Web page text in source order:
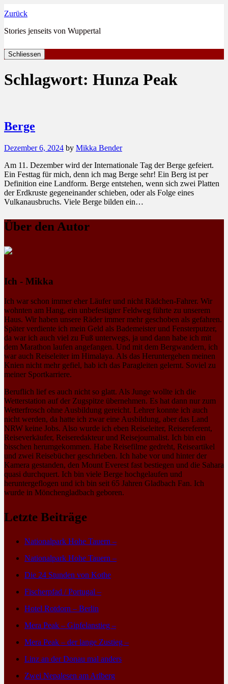
Zurück
Stories jenseits von Wuppertal
Schliessen
Schlagwort: Hunza Peak
Berge
Dezember 6, 2024 by Mikka Bender
Am 11. Dezember wird der Internationale Tag der Berge gefeiert.
Ein Festtag für mich, denn ich mag Berge sehr! Ein Berg ist per
Definition eine Landform. Berge entstehen, wenn sich zwei Platten
der Erdkruste gegeneinander schieben, oder als Folge eines
Vulkanausbruchs. Viele Berge bilden ein…
Über den Autor
Ich - Mikka
Ich war schon immer eher Läufer und nicht Rädchen-Fahrer. Wir
wohnten am Hang, ein unbefestigter Feldweg führte zu unserem
Haus. Wir haben unsere Räder immer mehr geschoben als gefahren.
Später verdiente ich mein Geld als Bademeister und Fensterputzer,
da war ich auch viel zu Fuß unterwegs, ja und dann habe ich mit
dem Marathon laufen angefangen. Und mit dem Bergwandern, ich
war auch Reiseleiter im Himalaya. Als das Heruntergehen meinen
Knien nicht mehr gefiel, hab ich das Paragleiten gelernt. Soviel zu
meiner Sportkarriere.
Beruflich lief es auch nicht so glatt. Als Junge wollte ich die
Wetterstation auf der Zugspitze übernehmen. Es hat dann nur zum
Wetterfrosch ohne Ausbildung gereicht. Lehrer konnte ich auch
nicht werden, da hatte ich zwar eine Ausbildung, aber das Land
NRW keine Jobs. Also wurde ich eben Reiseleiter, Reisereferent,
Reiseverkäufer, Reiseredakteur und Reisejournalist. Ich bin ein
bisschen herumgekommen. Habe Reisefilme gedreht, Reiseartikel
und zwei Reisebücher geschrieben. Ich habe vor und hinter der
Kamera gestanden, den Mount Everest fast bestiegen und die Sahara
quasi durchquert. Ich bin viele Berge hochgelaufen und
heruntergeflogen und ich bin seit 65 Jahren Gladbach Fan. Ich
wurde in Mönchengladbach geboren.
Letzte Beiträge
Nationalpark Hohe Tauern –
Nationalpark Hohe Tauern –
Die 24 Stunden von Kothe
Fischerpfad / Portugal –
Hotel Rotdorn – Berlin
Mera Peak – Gipfelanstieg –
Mera Peak – der lange Zustieg –
Linz an der Donau mal anders
Zwei Nepalesen am Arlberg